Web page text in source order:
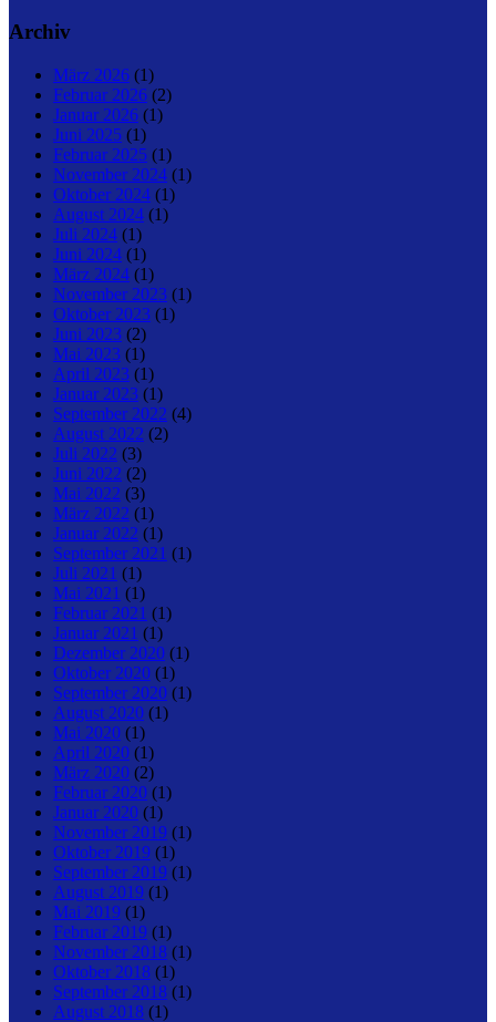
Archiv
März 2026 (1)
Februar 2026 (2)
Januar 2026 (1)
Juni 2025 (1)
Februar 2025 (1)
November 2024 (1)
Oktober 2024 (1)
August 2024 (1)
Juli 2024 (1)
Juni 2024 (1)
März 2024 (1)
November 2023 (1)
Oktober 2023 (1)
Juni 2023 (2)
Mai 2023 (1)
April 2023 (1)
Januar 2023 (1)
September 2022 (4)
August 2022 (2)
Juli 2022 (3)
Juni 2022 (2)
Mai 2022 (3)
März 2022 (1)
Januar 2022 (1)
September 2021 (1)
Juli 2021 (1)
Mai 2021 (1)
Februar 2021 (1)
Januar 2021 (1)
Dezember 2020 (1)
Oktober 2020 (1)
September 2020 (1)
August 2020 (1)
Mai 2020 (1)
April 2020 (1)
März 2020 (2)
Februar 2020 (1)
Januar 2020 (1)
November 2019 (1)
Oktober 2019 (1)
September 2019 (1)
August 2019 (1)
Mai 2019 (1)
Februar 2019 (1)
November 2018 (1)
Oktober 2018 (1)
September 2018 (1)
August 2018 (1)